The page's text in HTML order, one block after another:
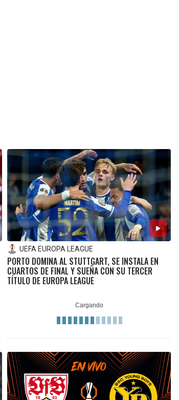
UEFA EUROPA LEAGUE
PORTO DOMINA AL STUTTGART, SE INSTALA EN
CUARTOS DE FINAL Y SUEÑA CON SU TERCER
TÍTULO DE EUROPA LEAGUE